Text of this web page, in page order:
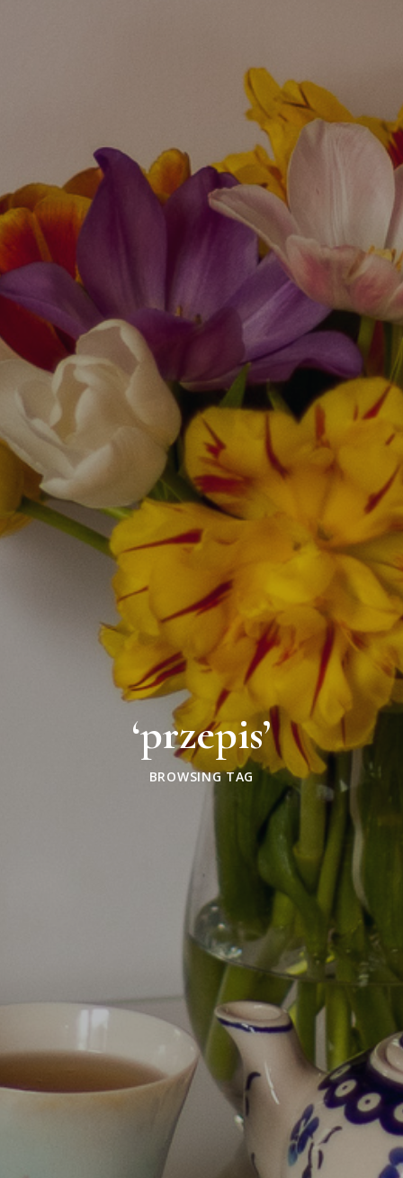
‘przepis’
BROWSING TAG